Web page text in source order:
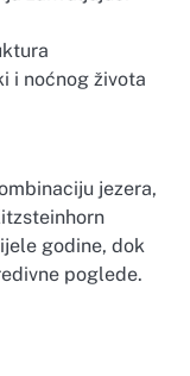
i noćnog života
jezera,
godine, dok
poglede.